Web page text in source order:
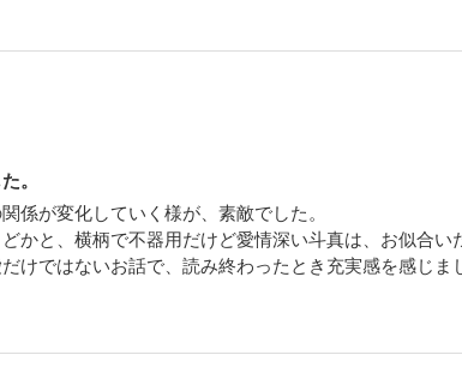
。
係が変化していく様が、素敵でした。
かと、横柄で不器用だけど愛情深い斗真は、お似合
けではないお話で、読み終わったとき充実感を感じま